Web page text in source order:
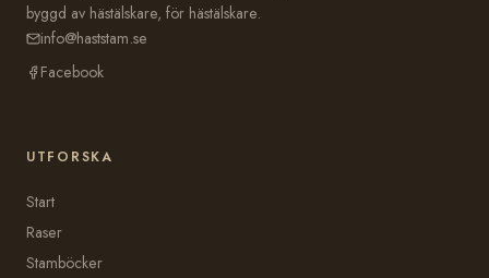
byggd av hästälskare, för hästälskare.
info@haststam.se
Facebook
UTFORSKA
Start
Raser
Stamböcker